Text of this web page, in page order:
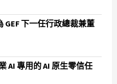
GEF 下一任行政總裁兼董
AI 專用的 AI 原生零信任